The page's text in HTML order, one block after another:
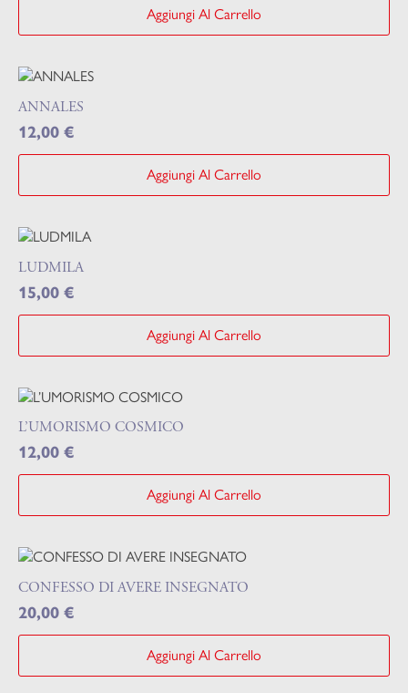
Aggiungi Al Carrello
ANNALES
12,00 €
Aggiungi Al Carrello
LUDMILA
15,00 €
Aggiungi Al Carrello
L’UMORISMO COSMICO
12,00 €
Aggiungi Al Carrello
CONFESSO DI AVERE INSEGNATO
20,00 €
Aggiungi Al Carrello